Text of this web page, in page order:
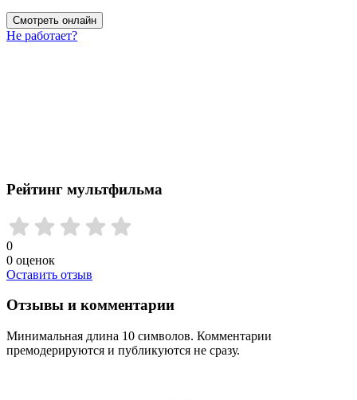
Смотреть онлайн
Не работает?
Рейтинг мультфильма
0
0 оценок
Оставить отзыв
Отзывы и комментарии
Минимальная длина 10 символов. Комментарии
премодерируются и публикуются не сразу.